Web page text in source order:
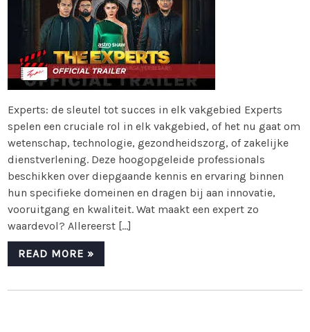
Experts: de sleutel tot succes in elk vakgebied Experts
spelen een cruciale rol in elk vakgebied, of het nu gaat om
wetenschap, technologie, gezondheidszorg, of zakelijke
dienstverlening. Deze hoogopgeleide professionals
beschikken over diepgaande kennis en ervaring binnen
hun specifieke domeinen en dragen bij aan innovatie,
vooruitgang en kwaliteit. Wat maakt een expert zo
waardevol? Allereerst […]
READ MORE »